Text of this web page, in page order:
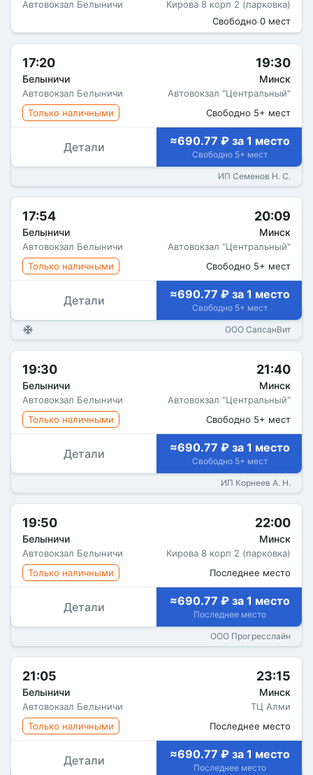
Автовокзал Белыничи
Кирова 8 корп 2 (парковка)
Свободно 0 мест
17:20
Белыничи
Автовокзал Белыничи
19:30
Минск
Автовокзал "Центральный"
Только наличными
Свободно 5+ мест
Детали ≈690.77 ₽ за 1 место
Свободно 5+ мест
ИП Семенов Н. С.
17:54
Белыничи
Автовокзал Белыничи
20:09
Минск
Автовокзал "Центральный"
Только наличными
Свободно 5+ мест
Детали ≈690.77 ₽ за 1 место
Свободно 5+ мест
ООО СапсанВит
19:30
Белыничи
Автовокзал Белыничи
21:40
Минск
Автовокзал "Центральный"
Только наличными
Свободно 5+ мест
Детали ≈690.77 ₽ за 1 место
Свободно 5+ мест
ИП Корнеев А. Н.
19:50
Белыничи
Автовокзал Белыничи
22:00
Минск
Кирова 8 корп 2 (парковка)
Только наличными
Последнее место
Детали ≈690.77 ₽ за 1 место
Последнее место
ООО Прогресслайн
21:05
Белыничи
Автовокзал Белыничи
23:15
Минск
ТЦ Алми
Только наличными
Последнее место
Детали ≈690.77 ₽ за 1 место
Последнее место